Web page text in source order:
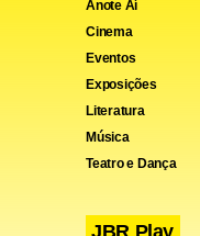
Anote Aí
Cinema
Eventos
Exposições
Literatura
Música
Teatro e Dança
JBR Play